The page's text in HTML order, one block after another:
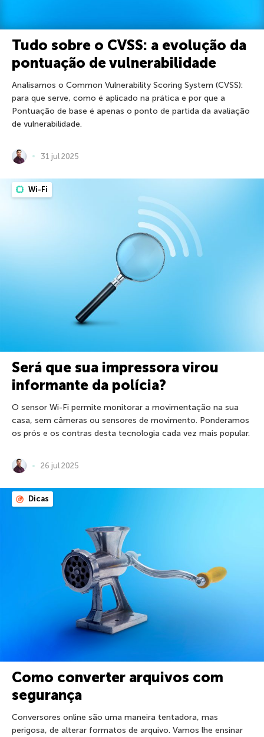
Tudo sobre o CVSS: a evolução da
pontuação de vulnerabilidade
Analisamos o Common Vulnerability Scoring System (CVSS):
para que serve, como é aplicado na prática e por que a
Pontuação de base é apenas o ponto de partida da avaliação
de vulnerabilidade.
31 jul 2025
Wi-Fi
Será que sua impressora virou
informante da polícia?
O sensor Wi-Fi permite monitorar a movimentação na sua
casa, sem câmeras ou sensores de movimento. Ponderamos
os prós e os contras desta tecnologia cada vez mais popular.
26 jul 2025
Dicas
Como converter arquivos com
segurança
Conversores online são uma maneira tentadora, mas
perigosa, de alterar formatos de arquivo. Vamos lhe ensinar